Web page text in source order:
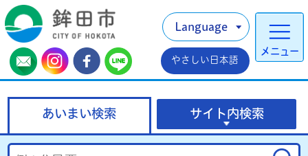
メニュー
Language
やさしい日本語
あいまい検索 サイト内検索